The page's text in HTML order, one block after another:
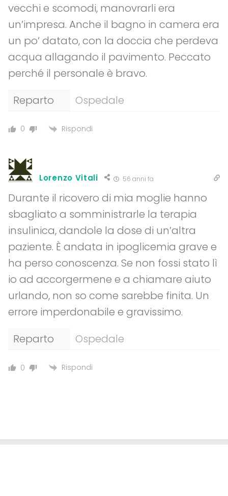
vecchi e scomodi, manovrarli era
un’impresa. Anche il bagno in camera era
un po’ datato, con la doccia che perdeva
acqua allagando il pavimento. Peccato
perché il personale è bravo.
Reparto
Ospedale
0 Rispondi
Lorenzo Vitali 56 anni fa
Durante il ricovero di mia moglie hanno
sbagliato a somministrarle la terapia
insulinica, dandole la dose di un’altra
paziente. È andata in ipoglicemia grave e
ha perso conoscenza. Se non fossi stato lì
io ad accorgermene e a chiamare aiuto
urlando, non so come sarebbe finita. Un
errore imperdonabile e gravissimo.
Reparto
Ospedale
0 Rispondi